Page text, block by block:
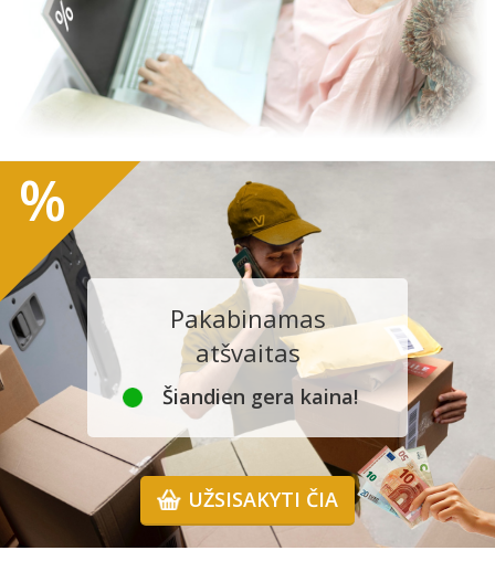
Pakabinamas
atšvaitas
Šiandien gera kaina!
UŽSISAKYTI ČIA
%